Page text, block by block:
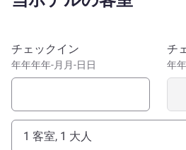
City skyline. Peppers Waymouth
with Adelaide at your doorstep.
Valley, you are also in the perfect
farther afield.
このホテルを予約
チェックイン
年年年年-月月-日日
チ
年
1 客室, 1 大人